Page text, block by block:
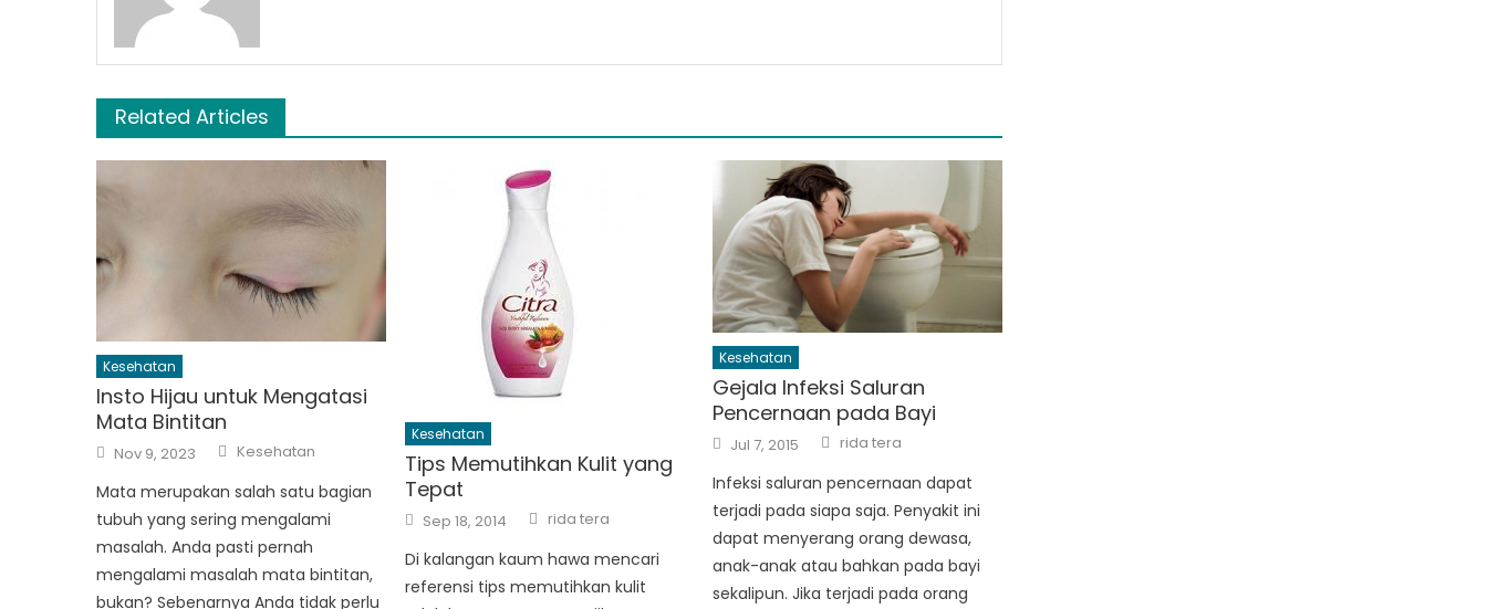
Related Articles
Kesehatan
Insto Hijau untuk Mengatasi
Mata Bintitan
Posted
on
Nov 9, 2023 Author
Kesehatan
Mata merupakan salah satu bagian
tubuh yang sering mengalami
masalah. Anda pasti pernah
mengalami masalah mata bintitan,
bukan? Sebenarnya Anda tidak perlu
Kesehatan
Tips Memutihkan Kulit yang
Tepat
Posted
on
Sep 18, 2014 Author
rida tera
Di kalangan kaum hawa mencari
referensi tips memutihkan kulit
Kesehatan
Gejala Infeksi Saluran
Pencernaan pada Bayi
Posted
on
Jul 7, 2015 Author
rida tera
Infeksi saluran pencernaan dapat
terjadi pada siapa saja. Penyakit ini
dapat menyerang orang dewasa,
anak-anak atau bahkan pada bayi
sekalipun. Jika terjadi pada orang